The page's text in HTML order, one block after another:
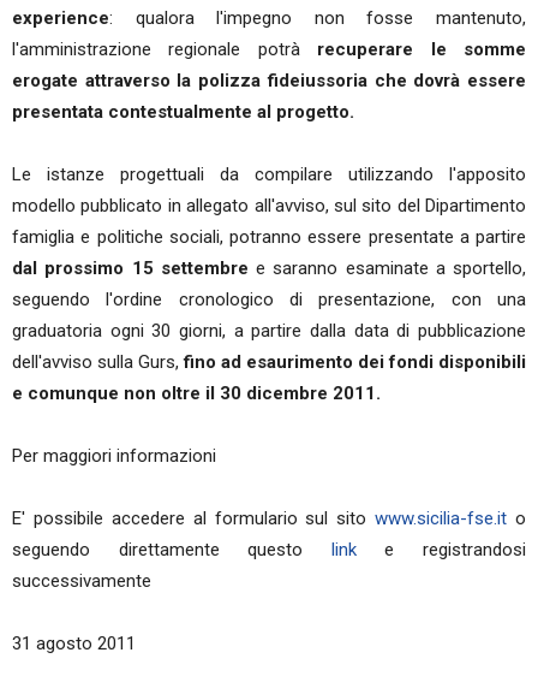
experience: qualora l'impegno non fosse mantenuto,
l'amministrazione regionale potrà recuperare le somme
erogate attraverso la polizza fideiussoria che dovrà essere
presentata contestualmente al progetto.
Le istanze progettuali da compilare utilizzando l'apposito
modello pubblicato in allegato all'avviso, sul sito del Dipartimento
famiglia e politiche sociali, potranno essere presentate a partire
dal prossimo 15 settembre e saranno esaminate a sportello,
seguendo l'ordine cronologico di presentazione, con una
graduatoria ogni 30 giorni, a partire dalla data di pubblicazione
dell'avviso sulla Gurs,fino ad esaurimento dei fondi disponibili
e comunque non oltre il 30 dicembre 2011.
Per maggiori informazioni
E' possibile accedere al formulario sul sitowww.sicilia-fse.it o
seguendo direttamente questo linke registrandosi
successivamente
31 agosto 2011